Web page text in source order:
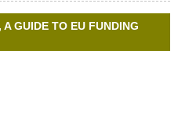
GUIDE TO EU FUNDING